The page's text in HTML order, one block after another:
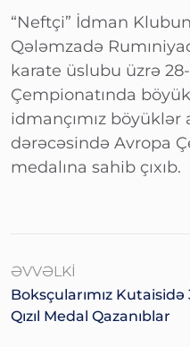
“Neftçi” İdman
Qələmzadə
karate üslubu üzrə
Çempionatında
idmançımız böyüklər
dərəcəsində Avropa
medalına sahib çıxıb.
ƏVVƏLKI
Boksçularımız Kutaisidə
Qızıl Medal Qazanıblar